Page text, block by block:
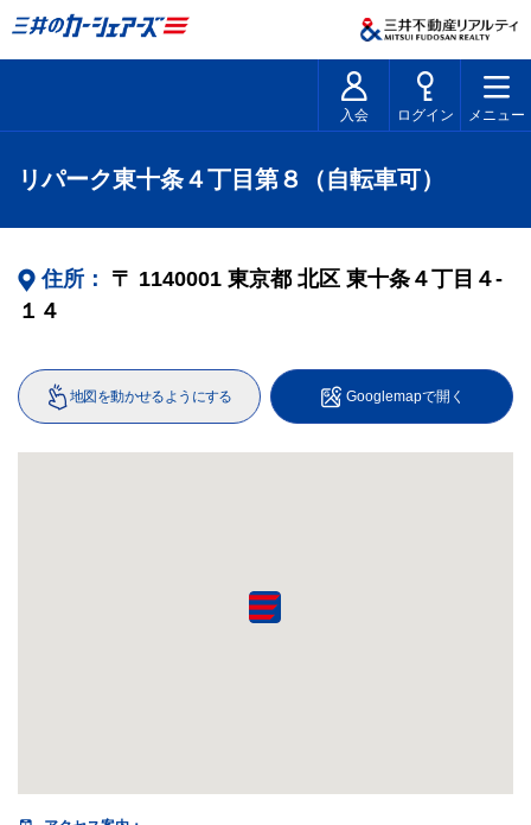
入会 ログイン メニュー
リパーク東十条４丁目第８（自転車可）
住所： 〒 1140001 東京都 北区 東十条４丁目４‐
１４
地図を動かせるようにする Googlemapで開く